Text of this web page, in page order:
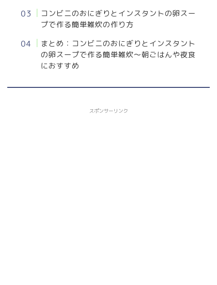
コンビニのおにぎりとインスタントの卵スー
プで作る簡単雑炊の作り方
まとめ：コンビニのおにぎりとインスタント
の卵スープで作る簡単雑炊～朝ごはんや夜食
におすすめ
スポンサーリンク